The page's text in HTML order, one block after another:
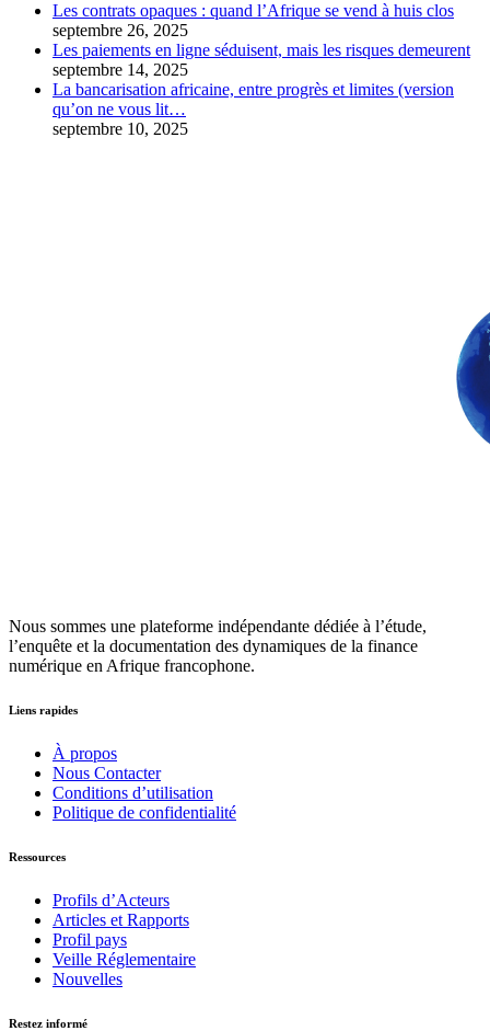
Les contrats opaques : quand l’Afrique se vend à huis clos
septembre 26, 2025
Les paiements en ligne séduisent, mais les risques demeurent
septembre 14, 2025
La bancarisation africaine, entre progrès et limites (version
qu’on ne vous lit…
septembre 10, 2025
Nous sommes une plateforme indépendante dédiée à l’étude,
l’enquête et la documentation des dynamiques de la finance
numérique en Afrique francophone.
Liens rapides
À propos
Nous Contacter
Conditions d’utilisation
Politique de confidentialité
Ressources
Profils d’Acteurs
Articles et Rapports
Profil pays
Veille Réglementaire
Nouvelles
Restez informé